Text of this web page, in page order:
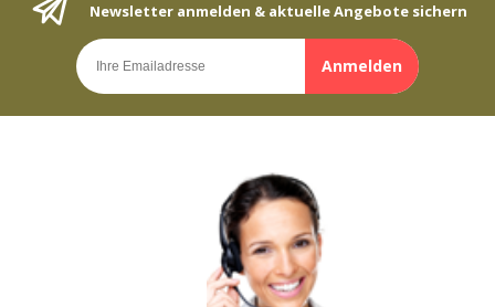
Newsletter anmelden & aktuelle Angebote sichern
Anmelden